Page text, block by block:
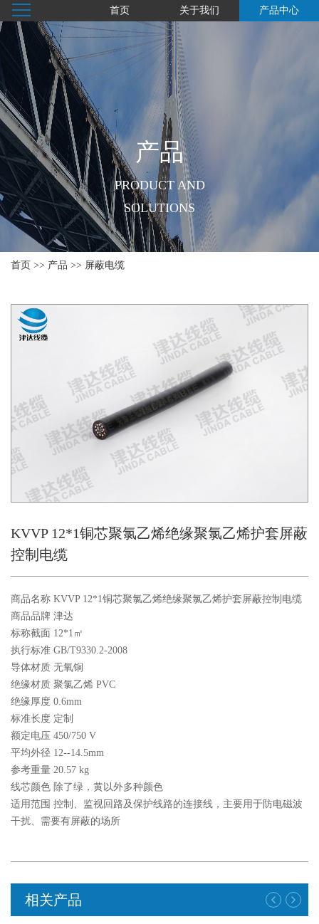
首页 关于我们 产品中心
产品
PRODUCT AND
SOLUTIONS
首页 >> 产品 >> 屏蔽电缆
KVVP 12*1铜芯聚氯乙烯绝缘聚氯乙烯护套屏蔽
控制电缆
商品名称 KVVP 12*1铜芯聚氯乙烯绝缘聚氯乙烯护套屏蔽控制电缆
商品品牌 津达
标称截面 12*1㎡
执行标准 GB/T9330.2-2008
导体材质 无氧铜
绝缘材质 聚氯乙烯 PVC
绝缘厚度 0.6mm
标准长度 定制
额定电压 450/750 V
平均外径 12--14.5mm
参考重量 20.57 kg
线芯颜色 除了绿，黄以外多种颜色
适用范围 控制、监视回路及保护线路的连接线，主要用于防电磁波
干扰、需要有屏蔽的场所
相关产品